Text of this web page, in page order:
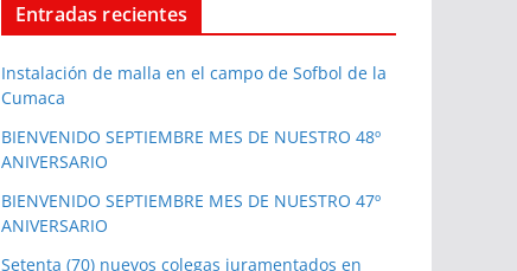
Entradas recientes
Instalación de malla en el campo de Sofbol de la
Cumaca
BIENVENIDO SEPTIEMBRE MES DE NUESTRO 48º
ANIVERSARIO
BIENVENIDO SEPTIEMBRE MES DE NUESTRO 47º
ANIVERSARIO
Setenta (70) nuevos colegas juramentados en